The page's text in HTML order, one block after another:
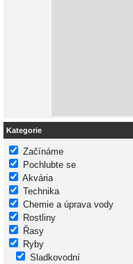
Kategorie
Začínáme
Pochlubte se
Akvária
Technika
Chemie a úprava vody
Rostliny
Řasy
Ryby
Sladkovodní